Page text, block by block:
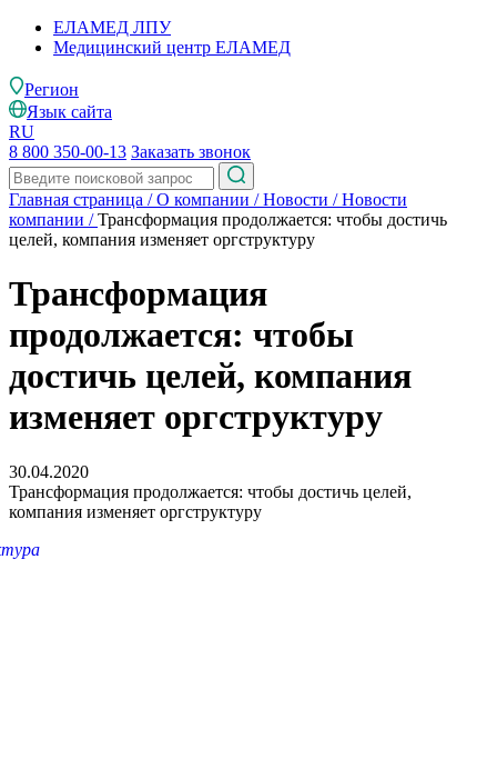
ЕЛАМЕД ЛПУ
Медицинский центр ЕЛАМЕД
Регион
Язык сайта
RU
8 800 350-00-13 Заказать звонок
Главная страница /О компании /Новости /Новости
компании /Трансформация продолжается: чтобы достичь
целей, компания изменяет оргструктуру
Трансформация
продолжается: чтобы
достичь целей, компания
изменяет оргструктуру
30.04.2020
Трансформация продолжается: чтобы достичь целей,
компания изменяет оргструктуру